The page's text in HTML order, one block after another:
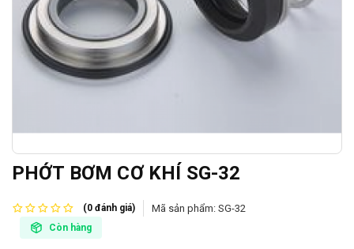
PHỚT BƠM CƠ KHÍ SG-32
(0 đánh giá) Mã sản phẩm: SG-32
Còn hàng